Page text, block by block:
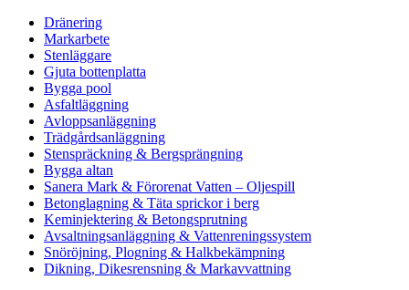
Dränering
Markarbete
Stenläggare
Gjuta bottenplatta
Bygga pool
Asfaltläggning
Avloppsanläggning
Trädgårdsanläggning
Stenspräckning & Bergsprängning
Bygga altan
Sanera Mark & Förorenat Vatten – Oljespill
Betonglagning & Täta sprickor i berg
Keminjektering & Betongsprutning
Avsaltningsanläggning & Vattenreningssystem
Snöröjning, Plogning & Halkbekämpning
Dikning, Dikesrensning & Markavvattning